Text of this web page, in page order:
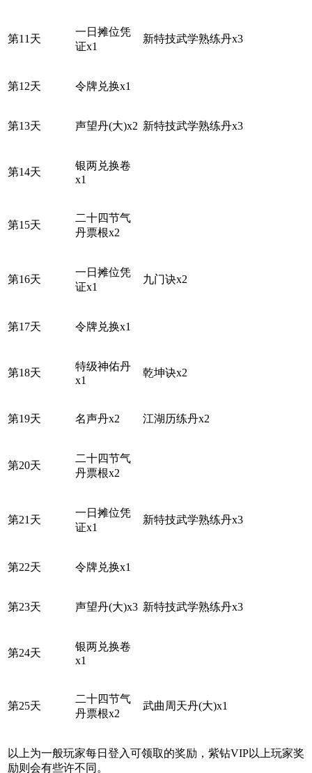
第11天
一日摊位凭
证x1
新特技武学熟练丹x3
第12天 令牌兑换x1
第13天 声望丹(大)x2 新特技武学熟练丹x3
第14天
银两兑换卷
x1
第15天
二十四节气
丹票根x2
第16天
一日摊位凭
证x1
九门诀x2
第17天 令牌兑换x1
第18天
特级神佑丹
x1
乾坤诀x2
第19天 名声丹x2 江湖历练丹x2
第20天
二十四节气
丹票根x2
第21天
一日摊位凭
证x1
新特技武学熟练丹x3
第22天 令牌兑换x1
第23天 声望丹(大)x3 新特技武学熟练丹x3
第24天
银两兑换卷
x1
第25天
二十四节气
丹票根x2
武曲周天丹(大)x1
以上为一般玩家每日登入可领取的奖励，紫钻VIP以上玩家奖
励则会有些许不同。